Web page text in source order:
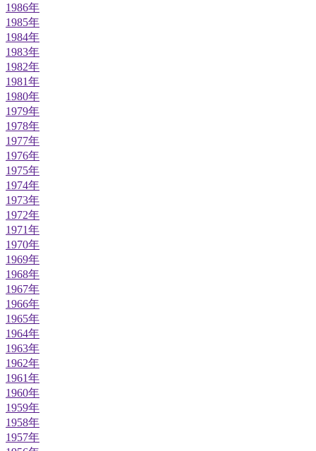
1986年
1985年
1984年
1983年
1982年
1981年
1980年
1979年
1978年
1977年
1976年
1975年
1974年
1973年
1972年
1971年
1970年
1969年
1968年
1967年
1966年
1965年
1964年
1963年
1962年
1961年
1960年
1959年
1958年
1957年